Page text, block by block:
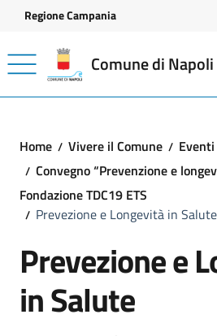
Vai ai contenuti
Vai al footer
Regione Campania
Comune di Napoli
Home Vivere il Comune
Eventi
Convegno “Prevenzione e
Fondazione TDC19 ETS
Prevezione e Longevità in Salute
Prevezione e
in Salute